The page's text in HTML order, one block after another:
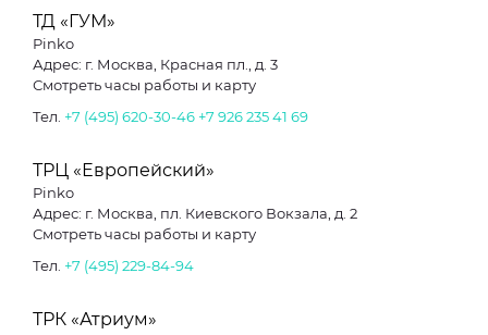
ТД «ГУМ»
Pinko
Адрес: г. Москва, Красная пл., д. 3
Смотреть часы работы и карту
Тел. +7 (495) 620-30-46 +7 926 235 41 69
ТРЦ «Европейский»
Pinko
Адрес: г. Москва, пл. Киевского Вокзала, д. 2
Смотреть часы работы и карту
Тел. +7 (495) 229-84-94
ТРК «Атриум»